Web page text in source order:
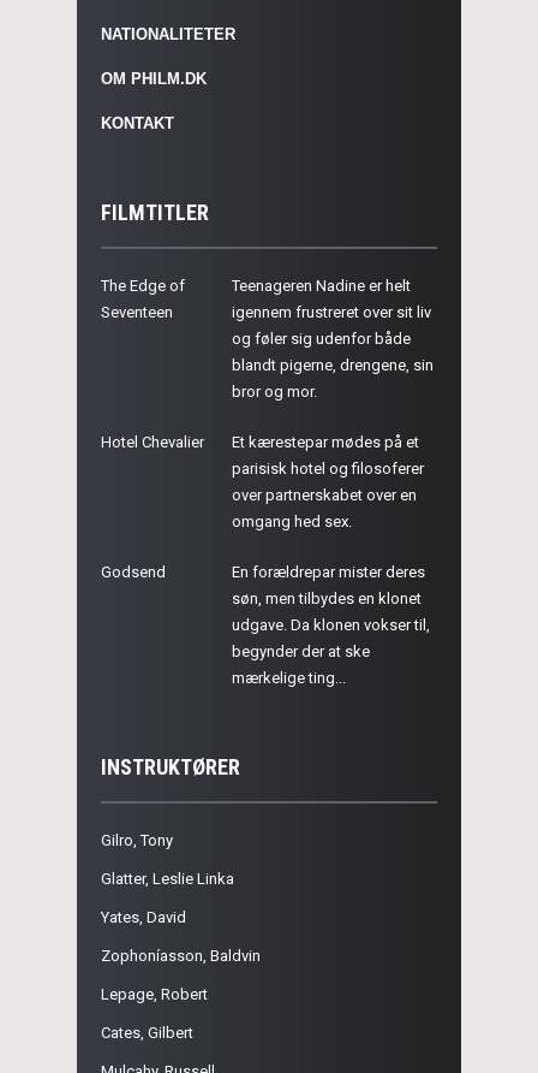
NATIONALITETER
OM PHILM.DK
KONTAKT
FILMTITLER
The Edge of
Seventeen
Teenageren Nadine er helt
igennem frustreret over sit liv
og føler sig udenfor både
blandt pigerne, drengene, sin
bror og mor.
Hotel Chevalier
Et kærestepar mødes på et
parisisk hotel og filosoferer
over partnerskabet over en
omgang hed sex.
Godsend
En forældrepar mister deres
søn, men tilbydes en klonet
udgave. Da klonen vokser til,
begynder der at ske
mærkelige ting...
INSTRUKTØRER
Gilro, Tony
Glatter, Leslie Linka
Yates, David
Zophoníasson, Baldvin
Lepage, Robert
Cates, Gilbert